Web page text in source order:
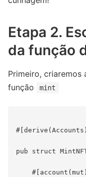
Etapa 2.
da função
Primeiro, criaremos
função
mint
pub struct